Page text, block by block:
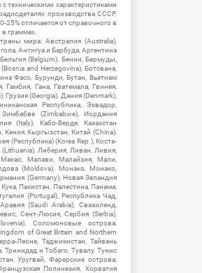
техническими характеристиками
производства СССР.
отличается от справочного в
граммах.
мира: Австралия (Australia),
Антигуа и Барбуда, Аргентина
(Belgium), Бенин, Бермуды,
and Herzegovina), Ботсвана,
Фасо, Бурунди, Бутан, Вьетнам
Гамбия, Гана, Гватемала, Гвинея,
Грузия (Georgia), Дания (Denmark),
Республика, Эквадор,
(Zimbabwe), Иордания
(Italy), Кабо-Верде, Казахстан
Кыргызстан, Китай (China),
(Республика) (Korea Rep.), Коста-
Либерия, Ливан, Ливия,
Малави, Малайзия, Мали,
(Moldova), Монако, Монако,
(Germany), Новая Зеландия
Пакистан, Палестина, Панама,
(Portugal), Республика Чад,
(Saudi Arabia), Свазиленд,
Сент-Люсия, Сербия (Serbia),
Соломоновые острова,
of Great Britain and Northern
Леоне, Таджикистан, Тайвань
Тринидад и Тобаго, Тувалу, Тунис
Уругвай, Фарерские острова,
Полинезия, Хорватия